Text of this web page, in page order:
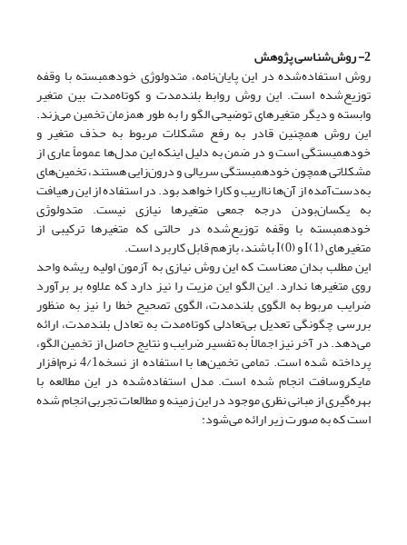
2- روش‌شناسی پژوهش
روش استفاده‌شده در این پایان‌نامه، متدولوژی خود‌همبسته با وقفه
توزیع‌شده است. این روش روابط بلندمدت و کوتاه‌مدت بین متغیر
وابسته و دیگر متغیرهای توضیحی الگو را به طور همزمان تخمین می‌زند.
این روش همچنین قادر به رفع مشکلات مربوط به حذف متغیر و
خود‌همبستگی است و در ضمن به دلیل اینکه این مدل‌ها عموماً عاری از
مشکلاتی همچون خودهمبستگی سریالی و درون‌زایی هستند، تخمین‌های
به‌دست‌آمده از آن‌ها نااریب و کارا خواهد بود. در استفاده از این رهیافت
به یکسان‌بودن درجه جمعی متغیرها نیازی نیست. متدولوژی
خود‌همبسته با وقفه توزیع‌شده در حالتی که متغیرها ترکیبی از
متغیرهای I(1) و I(0) باشند، بازهم قابل کاربرد است.
این مطلب بدان معناست که این روش نیازی به آزمون اولیه ریشه واحد
روی متغیرها ندارد. این الگو این مزیت را نیز دارد که علاوه بر برآورد
ضرایب مربوط به الگوی بلندمدت، الگوی تصحیح خطا را نیز به منظور
بررسی چگونگی تعدیل بی‌تعادلی کوتاه‌مدت به تعادل بلندمدت، ارائه
می‌دهد. در آخر نیز اجمالاً به تفسیر ضرایب و نتایج حاصل از تخمین الگو،
پرداخته شده است. تمامی تخمین‌ها با استفاده از نسخه4/1 نرم‌افزار
مایکروسافت انجام شده است. مدل استفاده‌شده در این مطالعه با
بهره‌گیری از مبانی نظری موجود در این زمینه و مطالعات تجربی انجام شده
است که به صورت زیر ارائه می‌شود: